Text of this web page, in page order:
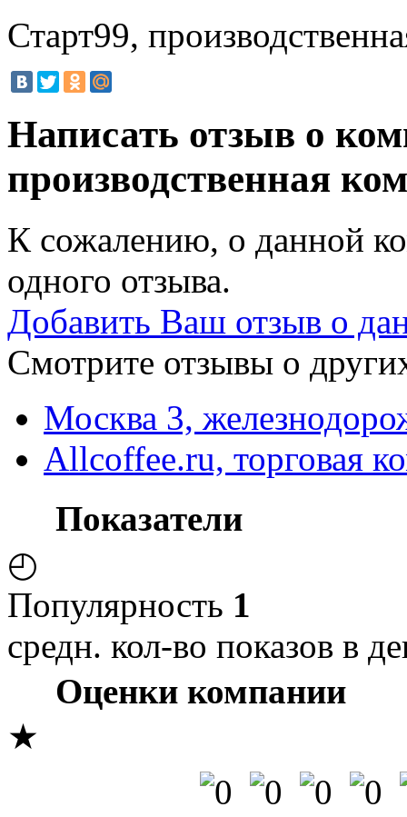
Старт99,
Написать отзыв о
производственная
К сожалению, о данной
одного отзыва.
Добавить Ваш отзыв о
Смотрите отзывы о
Москва 3,
Allcoffee.ru, торговая
Показатели
◴
Популярность 1
средн. кол-во показов в
Оценки компании
★